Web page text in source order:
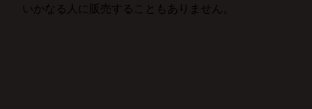
いかなる人に販売することもありません。